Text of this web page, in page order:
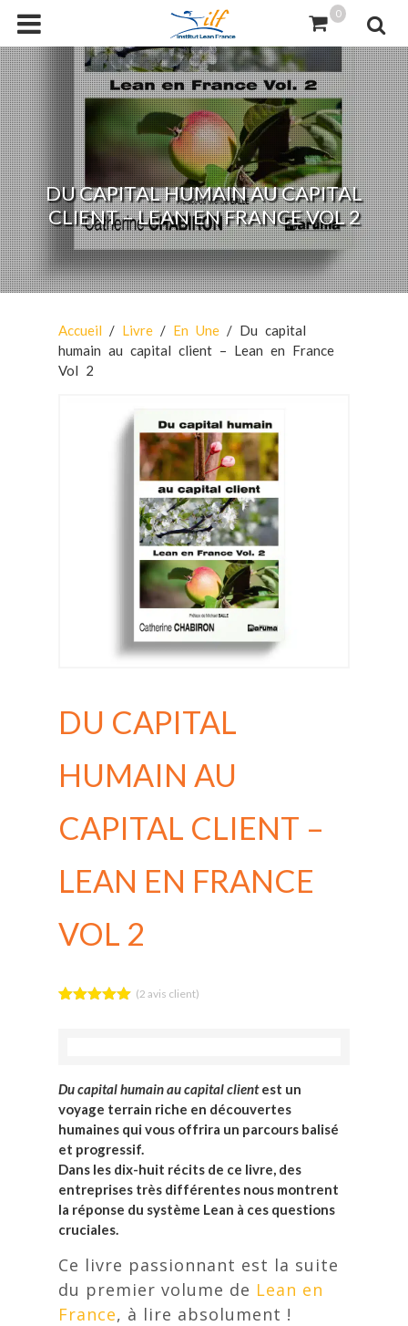
0
DU CAPITAL HUMAIN AU CAPITAL
CLIENT – LEAN EN FRANCE VOL 2
Accueil / Livre / En Une / Du capital
humain au capital client – Lean en France
Vol 2
DU CAPITAL
HUMAIN AU
CAPITAL CLIENT –
LEAN EN FRANCE
VOL 2
(2 avis client)
Du capital humain au capital clientest un
voyage terrain riche en découvertes
humaines qui vous offrira un parcours balisé
et progressif.
Dans les dix-huit récits de ce livre, des
entreprises très différentes nous montrent
la réponse du système Lean à ces questions
cruciales.
Ce livre passionnant est la suite
du premier volume de Lean en
France, à lire absolument !